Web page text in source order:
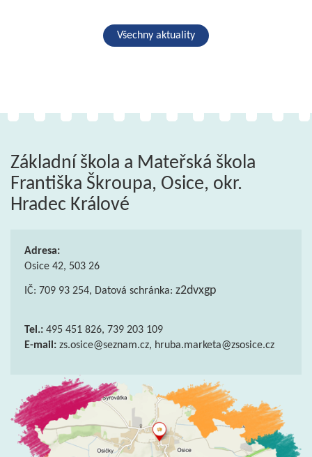
Všechny aktuality
Základní škola a Mateřská škola
Františka Škroupa, Osice, okr.
Hradec Králové
Adresa:
Osice 42, 503 26
IČ: 709 93 254, Datová schránka: z2dvxgp
Tel.: 495 451 826, 739 203 109
E-mail: zs.osice@seznam.cz, hruba.marketa@zsosice.cz